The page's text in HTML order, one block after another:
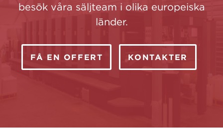
besök våra säljteam i olika europeiska
länder.
FÅ EN OFFERT KONTAKTER